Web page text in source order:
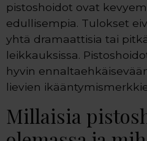
pistoshoidot ovat
edullisempia. Tulokset
yhtä dramaattisia tai
leikkauksissa.
hyvin
lievien
Millaisia